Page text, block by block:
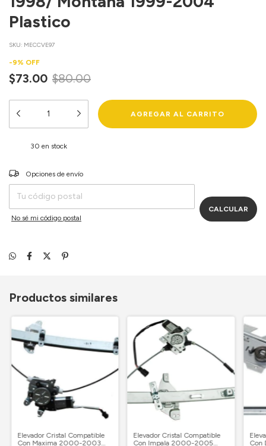
Plastico
SKU: MECCVE97
-9% OFF
$73.00 $80.00
30 en stock
Entregas para el CP:
Opciones de envío
CALCULAR
No sé mi código postal
Productos similares
Elevador Cristal Compatible
Con Maxima 2000-2003
Elevador Cristal Compatible
Con Impala 2000-2005
Con